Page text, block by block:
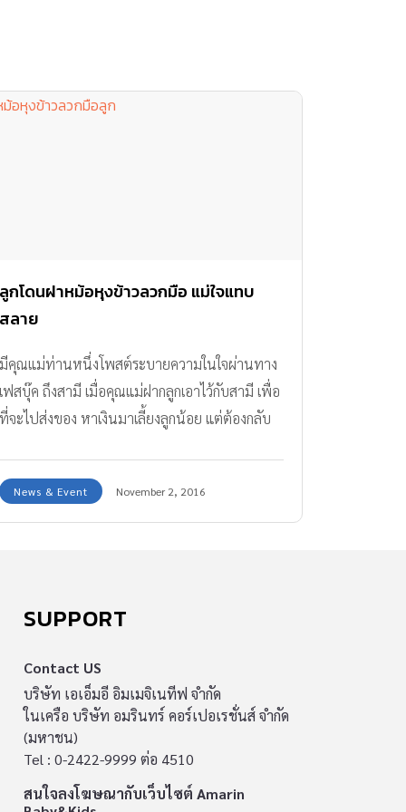
ลูกโดนฝาหม้อหุงข้าวลวกมือ แม่ใจแทบ
สลาย
มีคุณแม่ท่านหนึ่งโพสต์ระบายความในใจผ่านทาง
เฟสบุ๊ค ถึงสามี เมื่อคุณแม่ฝากลูกเอาไว้กับสามี เพื่อ
ที่จะไปส่งของ หาเงินมาเลี้ยงลูกน้อย แต่ต้องกลับ
สลายเมื่อ หม้อหุงข้าวลวกมือลูก
News & Event November 2, 2016
SUPPORT
Contact US
บริษัท เอเอ็มอี อิมเมจิเนทีฟ จำกัด
ในเครือ บริษัท อมรินทร์ คอร์เปอเรชั่นส์ จำกัด
(มหาชน)
Tel : 0-2422-9999 ต่อ 4510
สนใจลงโฆษณากับเว็บไซต์ Amarin